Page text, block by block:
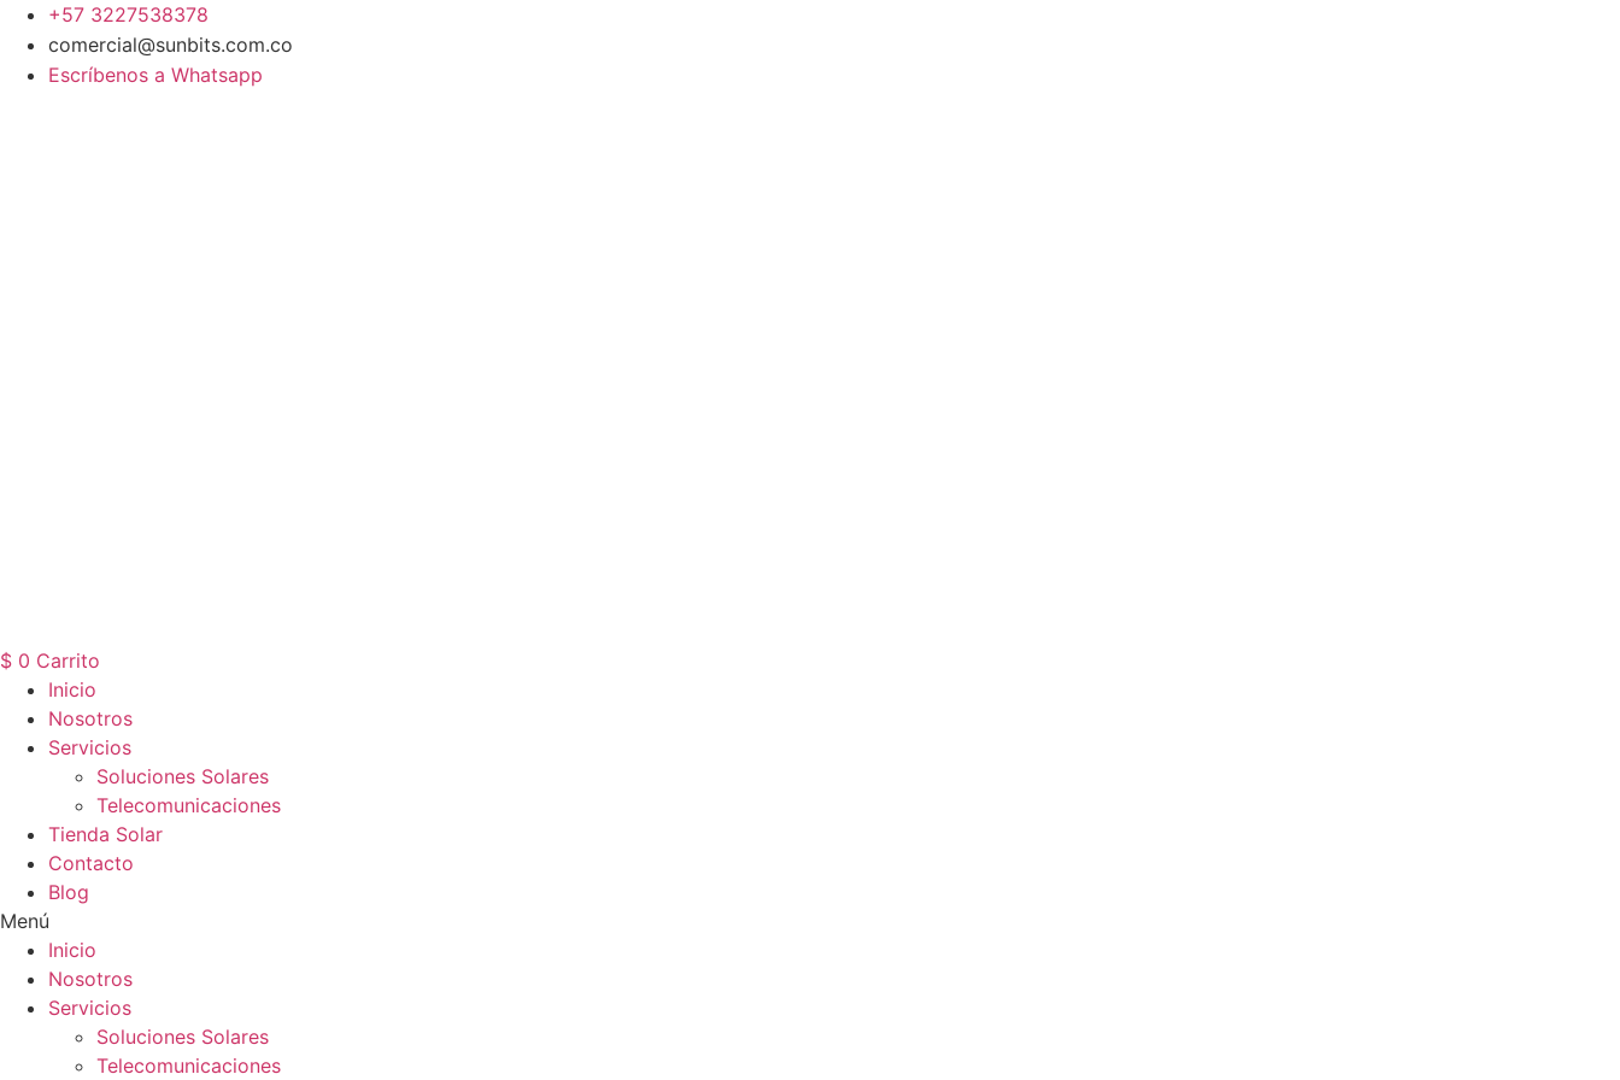
+57 3227538378
comercial@sunbits.com.co
Escríbenos a Whatsapp
$ 0 Carrito
Inicio
Nosotros
Servicios
Soluciones Solares
Telecomunicaciones
Tienda Solar
Contacto
Blog
Menú
Inicio
Nosotros
Servicios
Soluciones Solares
Telecomunicaciones